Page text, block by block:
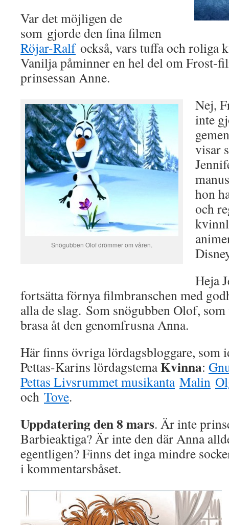
Var det möjligen de
som gjorde den fina filmen
Röjar-Ralfockså, vars tuffa och roliga
Vanilja påminner en hel del om Frost-
prinsessan Anne.
Snögubben Olof drömmer om våren.
Nej,
inte
visar
hon
och
Heja
fortsätta förnya filmbranschen med
alla de slag. Som snögubben Olof,
brasa åt den genomfrusna Anna.
Här finns övriga lördagsbloggare, som
Pettas-Karins lördagstemaKvinna:
Pettas Livsrummetmusikanta Malin
och Tove.
Uppdatering den 8 mars. Är inte
Barbieaktiga? Är inte den där Anna
egentligen? Finns det inga mindre
i kommentarsbåset.